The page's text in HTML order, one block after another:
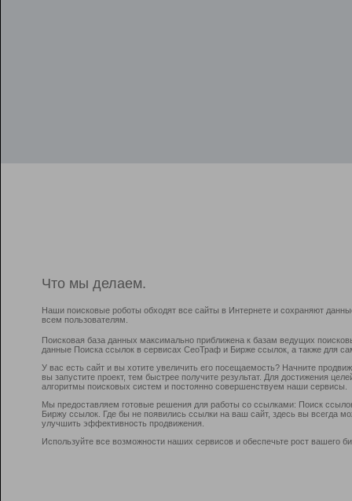
Что мы делаем.
Наши поисковые роботы обходят все сайты в Интернете и сохраняют
всем пользователям.
Поисковая база данных максимально приближена к базам ведущих
данные Поиска ссылок в сервисах СеоТраф и Бирже ссылок, а также для
У вас есть сайт и вы хотите увеличить его посещаемость? Начните
вы запустите проект, тем быстрее получите результат. Для достижения
алгоритмы поисковых систем и постоянно совершенствуем наши сервисы.
Мы предоставляем готовые решения для работы со ссылками: Поиск
Биржу ссылок. Где бы не появились ссылки на ваш сайт, здесь вы всегда
улучшить эффективность продвижения.
Используйте все возможности наших сервисов и обеспечьте рост вашего